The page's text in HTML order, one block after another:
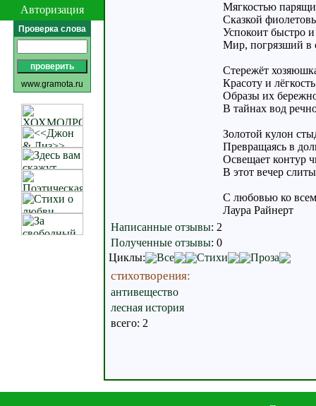
Авторизация
Проверка слова
www.gramota.ru
Мягкостью
Сказкой
Успокоит быстро и
Мир, погрязший в
Стережёт
Красоту и
Образы их
В тайнах вод
Золотой кулон
Превращаясь в
Освещает контур
В этот вечер
С любовью ко
Лаура Райнерт
Написанные отзывы: 2
Полученные отзывы: 0
Циклы:
Все Стихи Проза
стихотворения:
антивещество
лесная история
всего: 2